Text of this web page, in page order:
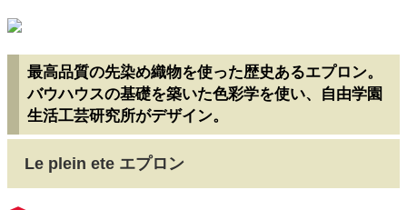
最高品質の先染め織物を使った歴史あるエプロン。
バウハウスの基礎を築いた色彩学を使い、自由学園
生活工芸研究所がデザイン。
Le plein ete エプロン